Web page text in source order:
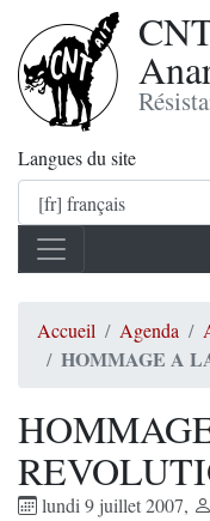
Langues du site
Accueil Agenda
HOMMAGE A
lundi 9 juillet 2007,